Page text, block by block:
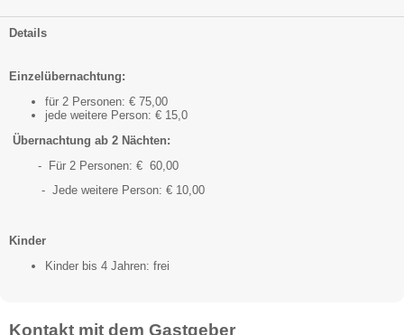
Details
Einzelübernachtung:
für 2 Personen: € 75,00
jede weitere Person: € 15,0
Übernachtung ab 2 Nächten:
- Für 2 Personen: € 60,00
- Jede weitere Person: € 10,00
Kinder
Kinder bis 4 Jahren: frei
Kontakt mit dem Gastgeber